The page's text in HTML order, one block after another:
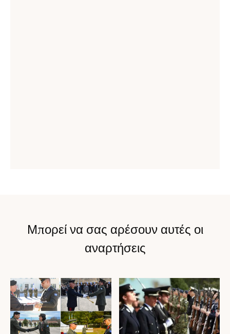
Μπορεί να σας αρέσουν αυτές οι
αναρτήσεις